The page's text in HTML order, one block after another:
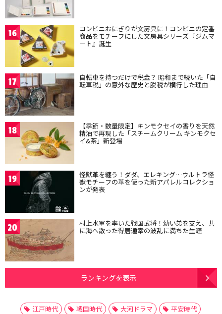
16 コンビニおにぎりが文房具に！コンビニの定番
商品をモチーフにした文房具シリーズ『ジムマ
ート』誕生
17 自転車を持つだけで税金？ 昭和まで続いた「自
転車税」の意外な歴史と脱税が横行した理由
18 【季節・数量限定】キンモクセイの香りを天然
精油で再現した「スチームクリーム キンモクセ
イ&茶」新登場
19 怪獣革を纏う！ダダ、エレキング…ウルトラ怪
獣モチーフの革を使った新アパレルコレクショ
ンが発表
20 村上水軍を率いた戦国武将！幼い弟を支え、共
に海へ散った得居通幸の波乱に満ちた生涯
ランキングを表示
江戸時代 戦国時代 大河ドラマ
平安時代